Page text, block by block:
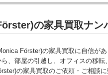
の家具買取ナン
Förster)の家具買取に自信があ
、部屋の引越し、オフィスの移転
の家具買取のご依頼・ご相談に